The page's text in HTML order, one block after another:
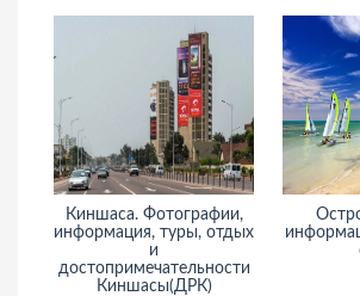
Киншаса. Фотографии,
информация, туры, отдых
и
достопримечательности
Киншасы(ДРК)